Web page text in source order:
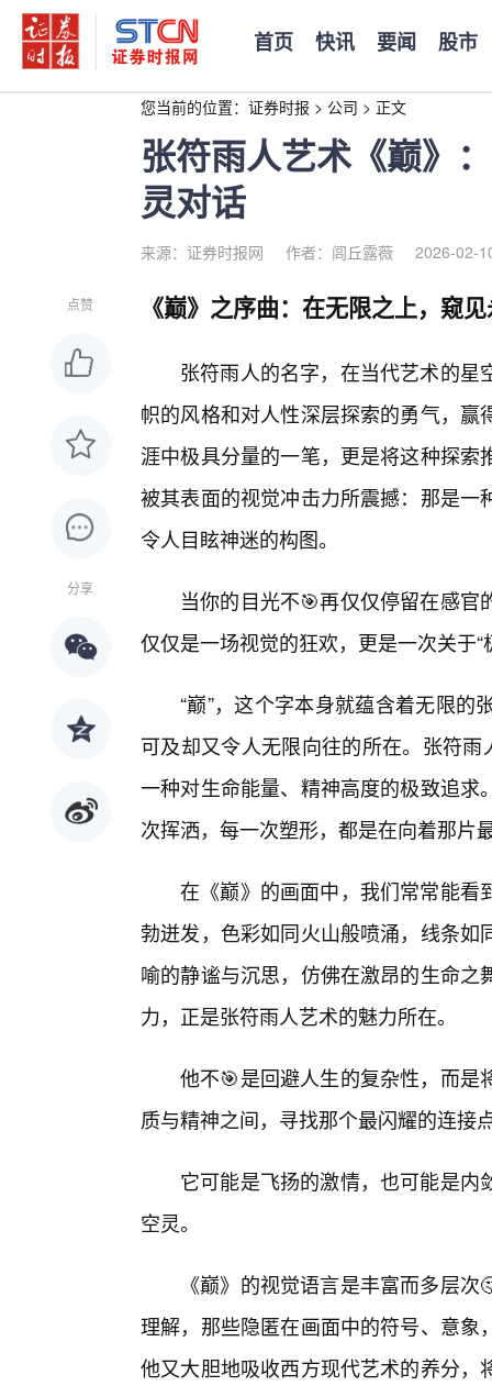
首页 快讯 要闻 股市
您当前的位置： 证券时报 > 公司 > 正文
张符雨人艺术《巅》
灵对话
来源：证券时报网 作者：闾丘露薇 2026-02-
点赞
分享
《巅》之序曲：在无限之上，窥
张符雨人的名字，在当代艺术的
帜的风格和对人性深层探索的勇气，
涯中极具分量的一笔，更是将这种探
被其表面的视觉冲击力所震撼：那是
令人目眩神迷的构图。
当你的目光不🎯再仅仅停留在感
仅仅是一场视觉的狂欢，更是一次关于“
“巅”，这个字本身就蕴含着无限的
可及却又令人无限向往的所在。张符
一种对生命能量、精神高度的极致追
次挥洒，每一次塑形，都是在向着那片
在《巅》的画面中，我们常常能看
勃迸发，色彩如同火山般喷涌，线条
喻的静谧与沉思，仿佛在激昂的生命
力，正是张符雨人艺术的魅力所在。
他不🎯是回避人生的复杂性，而是
质与精神之间，寻找那个最闪耀的连接
它可能是飞扬的激情，也可能是
空灵。
《巅》的视觉语言是丰富而多层
理解，那些隐匿在画面中的符号、意
他又大胆地吸收西方现代艺术的养分